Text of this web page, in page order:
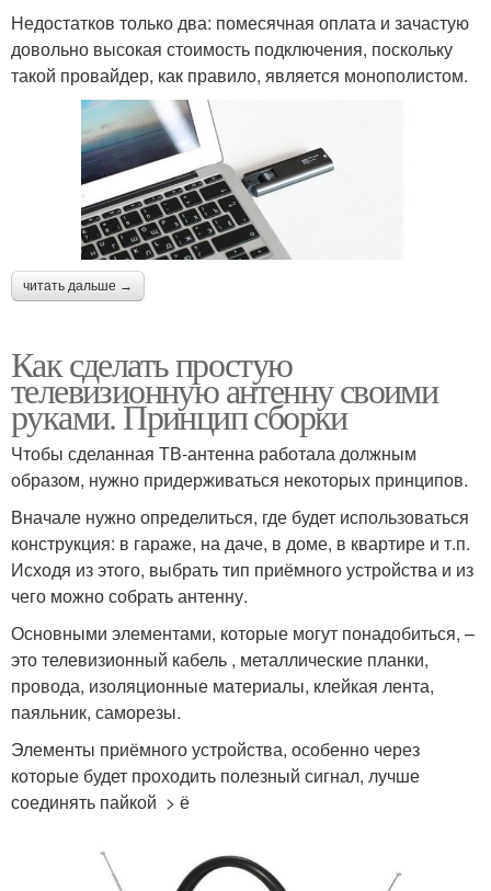
Недостатков только два: помесячная оплата и зачастую
довольно высокая стоимость подключения, поскольку
такой провайдер, как правило, является монополистом.
читать дальше →
Как сделать простую
телевизионную антенну своими
руками. Принцип сборки
Чтобы сделанная ТВ-антенна работала должным
образом, нужно придерживаться некоторых принципов.
Вначале нужно определиться, где будет использоваться
конструкция: в гараже, на даче, в доме, в квартире и т.п.
Исходя из этого, выбрать тип приёмного устройства и из
чего можно собрать антенну.
Основными элементами, которые могут понадобиться, –
это телевизионный кабель , металлические планки,
провода, изоляционные материалы, клейкая лента,
паяльник, саморезы.
Элементы приёмного устройства, особенно через
которые будет проходить полезный сигнал, лучше
соединять пайкой > ё